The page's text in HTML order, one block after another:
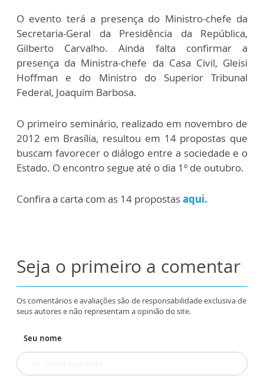
O evento terá a presença do Ministro-chefe da
Secretaria-Geral da Presidência da República,
Gilberto Carvalho. Ainda falta confirmar a
presença da Ministra-chefe da Casa Civil, Gleisi
Hoffman e do Ministro do Superior Tribunal
Federal, Joaquim Barbosa.
O primeiro seminário, realizado em novembro de
2012 em Brasília, resultou em 14 propostas que
buscam favorecer o diálogo entre a sociedade e o
Estado. O encontro segue até o dia 1º de outubro.
Confira a carta com as 14 propostasaqui.
Seja o primeiro a comentar
Os comentários e avaliações são de responsabilidade exclusiva de
seus autores e não representam a opinião do site.
Seu nome